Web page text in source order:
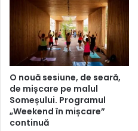
O nouă sesiune, de seară,
de mișcare pe malul
Someșului. Programul
„Weekend în mișcare”
continuă